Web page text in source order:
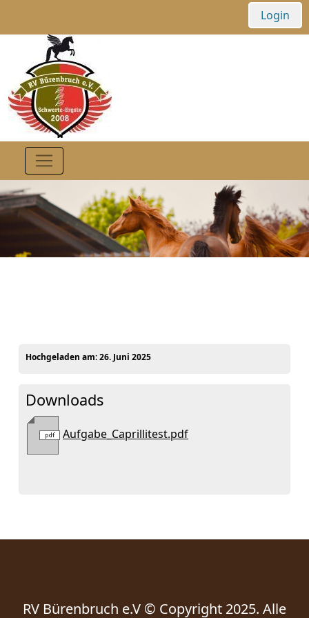
Login
Hochgeladen am:26. Juni 2025
Downloads
Aufgabe_Caprillitest.pdf
RV Bürenbruch e.V © Copyright 2025. Alle